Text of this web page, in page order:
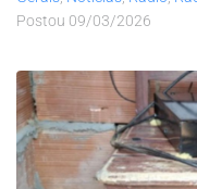
Postou 09/03/2026